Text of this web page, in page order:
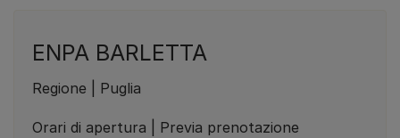
ENPA BARLETTA
Regione | Puglia
Orari di apertura | Previa prenotazione